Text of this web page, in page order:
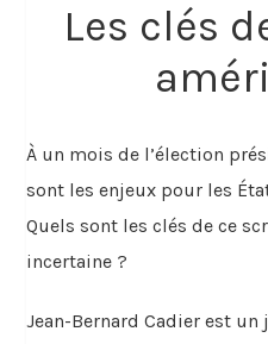
Les clés
À un mois de l’élection
sont les enjeux pour les
Quels sont les clés de ce
incertaine ?
Jean-Bernard Cadier est